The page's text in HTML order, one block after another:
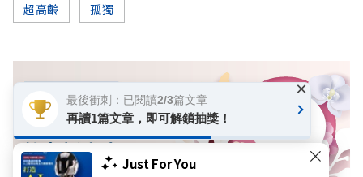
Just For You
超高齡 孤獨
最後衝刺：已閱讀2/3篇文章
再讀1篇文章，即可解鎖抽獎！
×